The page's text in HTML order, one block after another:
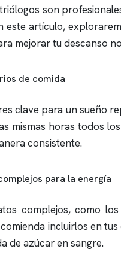
son
este artículo,
mejorar tu descanso
de comida
clave para un sueño
mismas horas todos
consistente.
para la energía
complejos, como
incluirlos en
de azúcar en sangre.